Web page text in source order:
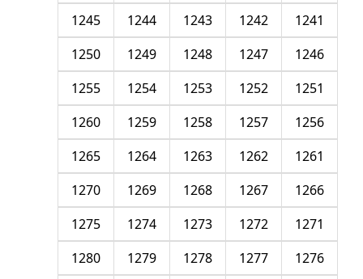
1241
1242
1243
1244
1245
1246
1247
1248
1249
1250
1251
1252
1253
1254
1255
1256
1257
1258
1259
1260
1261
1262
1263
1264
1265
1266
1267
1268
1269
1270
1271
1272
1273
1274
1275
1276
1277
1278
1279
1280